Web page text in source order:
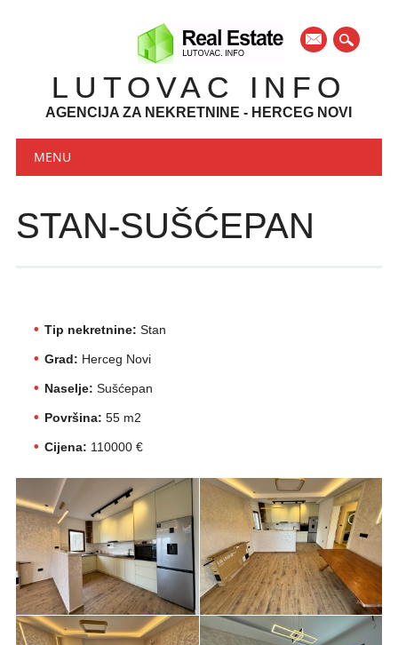
mail
LUTOVAC INFO
AGENCIJA ZA NEKRETNINE - HERCEG NOVI
Main menu
MENU
STAN-SUŠĆEPAN
Tip nekretnine: Stan
Grad: Herceg Novi
Naselje: Sušćepan
Površina: 55 m2
Cijena: 110000 €